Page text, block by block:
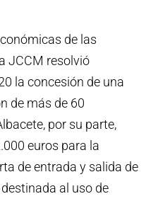
de las
JCCM resolvió
la concesión de una
de más de 60
por su parte,
euros para la
de entrada y salida de
al uso de